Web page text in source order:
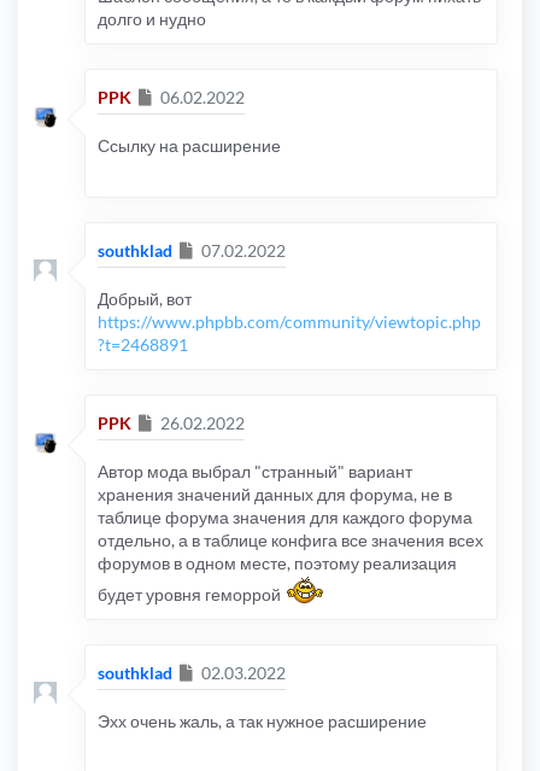
долго и нудно
PPK Сообщение
06.02.2022
Ссылку на расширение
southklad Сообщение
07.02.2022
Добрый, вот
https://www.phpbb.com/community/viewtopic.php
?t=2468891
PPK Сообщение
26.02.2022
Автор мода выбрал "странный" вариант
хранения значений данных для форума, не в
таблице форума значения для каждого форума
отдельно, а в таблице конфига все значения всех
форумов в одном месте, поэтому реализация
будет уровня геморрой
southklad Сообщение
02.03.2022
Эхх очень жаль, а так нужное расширение